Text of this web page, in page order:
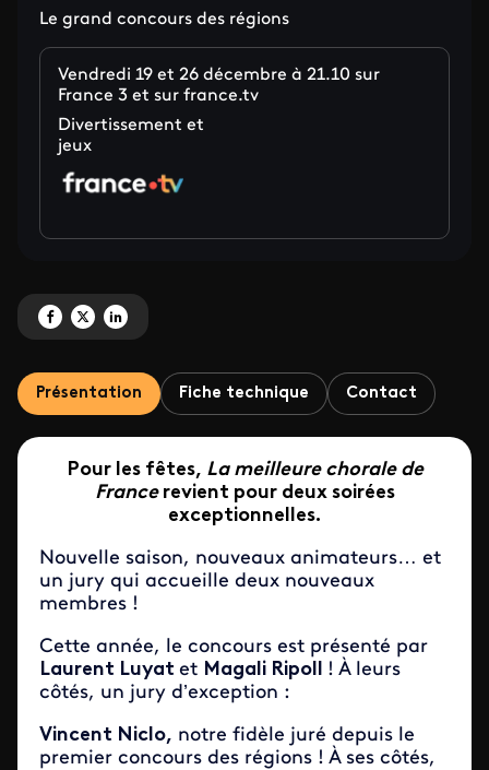
Le grand concours des régions
Vendredi 19 et 26 décembre à 21.10 sur
France 3 et sur france.tv
Divertissement et
jeux
Partagez 'La meilleure chorale de France' sur Facebook
Partagez 'La meilleure chorale de France' sur X
Partagez 'La meilleure chorale de France' sur LinkedIn
Présentation Fiche technique Contact
Pour les fêtes, La meilleure chorale de
Francerevient pour deux soirées
exceptionnelles.
Nouvelle saison, nouveaux animateurs… et
un jury qui accueille deux nouveaux
membres !
Cette année, le concours est présenté par
Laurent Luyat et Magali Ripoll ! À leurs
côtés, un jury d’exception :
Vincent Niclo, notre fidèle juré depuis le
premier concours des régions ! À ses côtés,